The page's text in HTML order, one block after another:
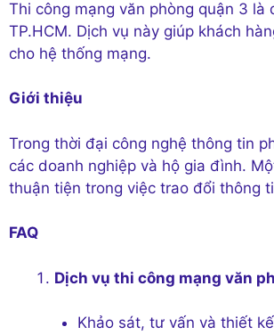
Thi công mạng văn phòng quận 3
TP.HCM. Dịch vụ này giúp khách
cho hệ thống mạng.
Giới thiệu
Trong thời đại công nghệ thông tin
các doanh nghiệp và hộ gia đình.
thuận tiện trong việc trao đổi thông
FAQ
Dịch vụ thi công mạng văn
Khảo sát, tư vấn và thiết